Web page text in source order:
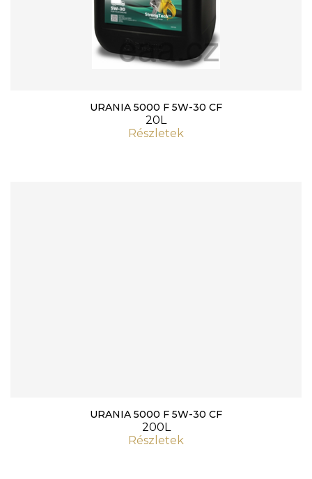
URANIA 5000 F 5W-30 CF
20L
Részletek
URANIA 5000 F 5W-30 CF
200L
Részletek